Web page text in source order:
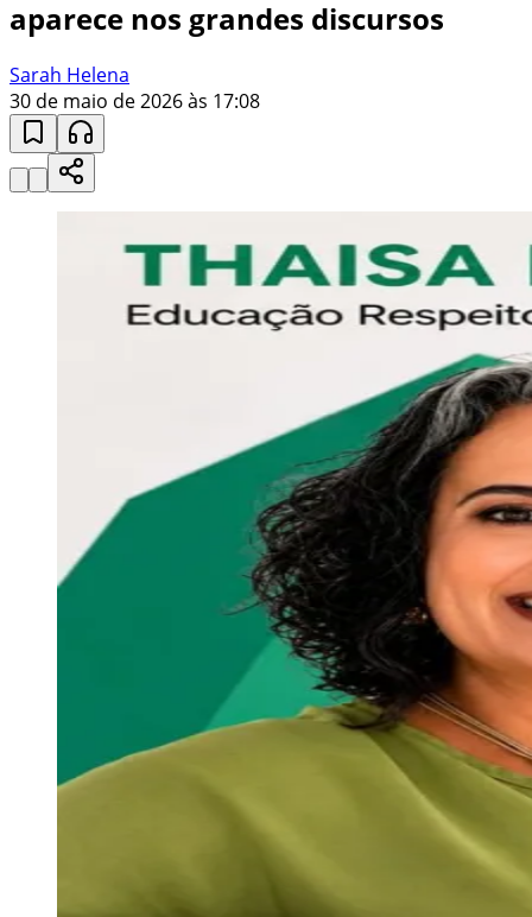
aparece nos grandes discursos
Sarah Helena
30 de maio de 2026 às 17:08